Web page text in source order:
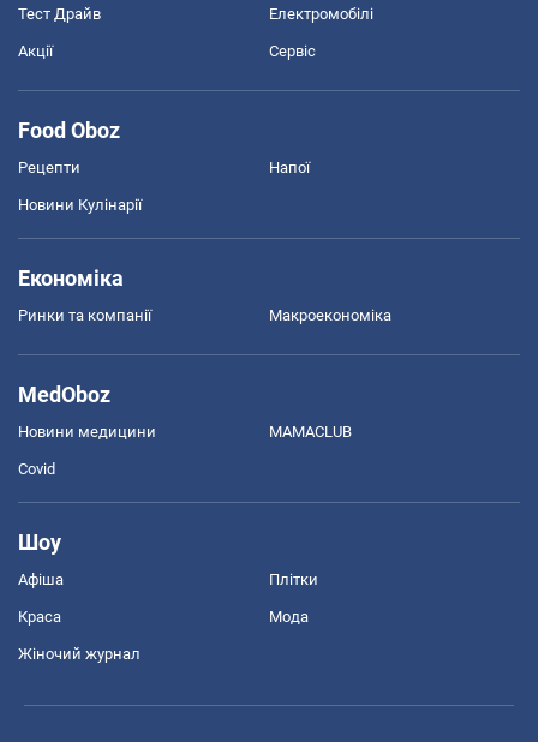
Тест Драйв Електромобілі
Акції Сервіс
Food Oboz
Рецепти Напої
Новини Кулінарії
Економіка
Ринки та компанії Макроекономіка
MedOboz
Новини медицини MAMACLUB
Covid
Шоу
Афіша Плітки
Краса Мода
Жіночий журнал